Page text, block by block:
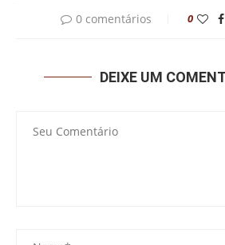
0 comentários 0
DEIXE UM